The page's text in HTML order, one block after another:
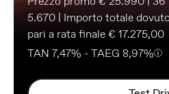
5.670 | Importo totale
pari a rata finale € 17.275,00
TAN 7,47% - TAEG 8,97%